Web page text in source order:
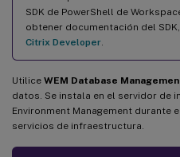
SDK de PowerShell de
obtener documentación del
Citrix Developer
Utilice WEM Database
datos. Se instala en el servidor de
Environment Management durante
servicios de infraestructura.